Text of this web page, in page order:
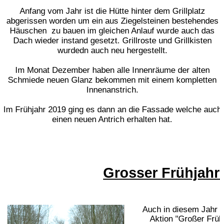
Anfang vom Jahr ist die Hütte hinter dem Grillplatz
abgerissen worden um ein aus Ziegelsteinen bestehendes
Häuschen zu bauen im gleichen Anlauf wurde auch das
Dach wieder instand gesetzt. Grillroste und Grillkisten
wurdedn auch neu hergestellt.
Im Monat Dezember haben alle Innenräume der alten
Schmiede neuen Glanz bekommen mit einem kompletten
Innenanstrich.
Im Frühjahr 2019 ging es dann an die Fassade welche
einen neuen Antrich erhalten hat.
Grosser
Auch in diesem
Aktion "Großer